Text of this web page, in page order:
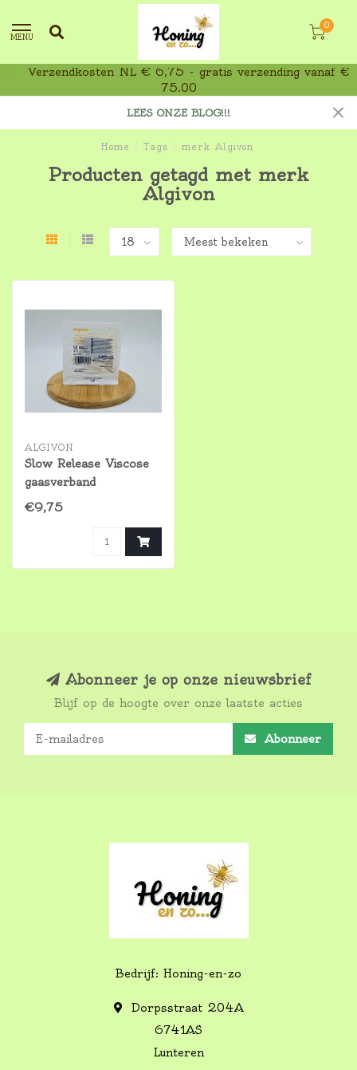
MENU
0
Verzendkosten NL € 6,75 - gratis verzending vanaf €
75,00
LEES ONZE BLOG!!!
Home / Tags / merk Algivon
Producten getagd met merk
Algivon
ALGIVON
Slow Release Viscose
gaasverband
€9,75
Abonneer je op onze nieuwsbrief
Blijf op de hoogte over onze laatste acties
Abonneer
Bedrijf: Honing-en-zo
Dorpsstraat 204A
6741AS
Lunteren